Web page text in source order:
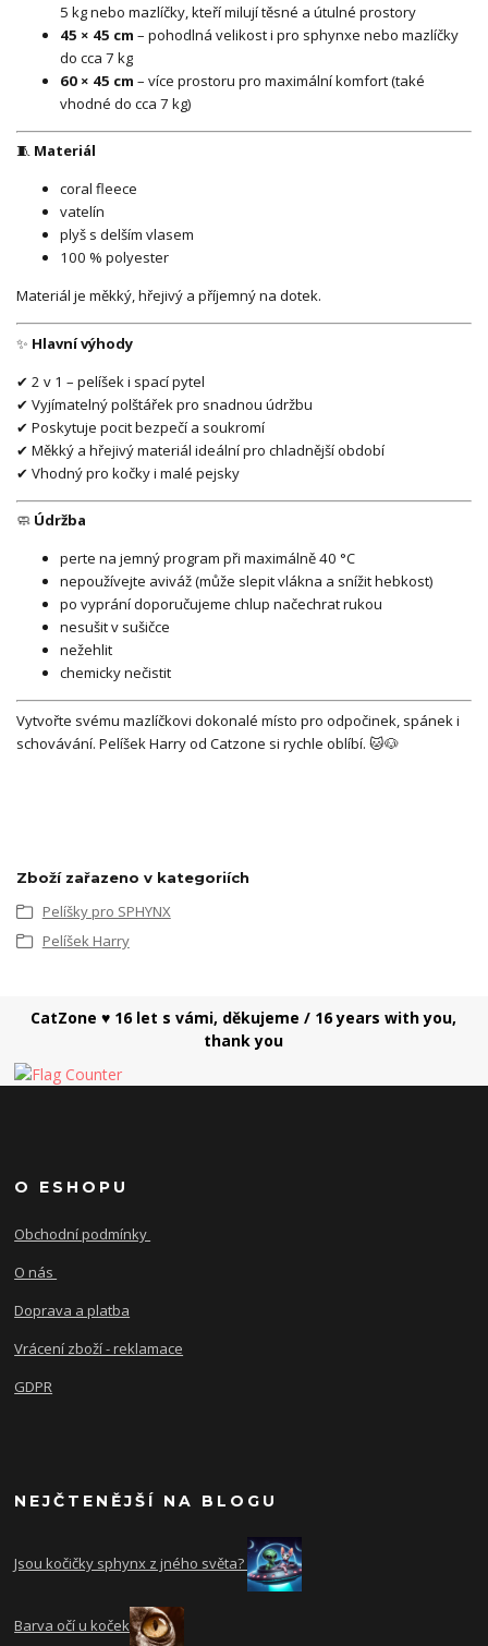
5 kg nebo mazlíčky, kteří milují těsné a útulné prostory
45 × 45 cm – pohodlná velikost i pro sphynxe nebo mazlíčky
do cca 7 kg
60 × 45 cm – více prostoru pro maximální komfort (také
vhodné do cca 7 kg)
🧵 Materiál
coral fleece
vatelín
plyš s delším vlasem
100 % polyester
Materiál je měkký, hřejivý a příjemný na dotek.
✨ Hlavní výhody
✔ 2 v 1 – pelíšek i spací pytel
✔ Vyjímatelný polštářek pro snadnou údržbu
✔ Poskytuje pocit bezpečí a soukromí
✔ Měkký a hřejivý materiál ideální pro chladnější období
✔ Vhodný pro kočky i malé pejsky
🧼 Údržba
perte na jemný program při maximálně 40 °C
nepoužívejte aviváž (může slepit vlákna a snížit hebkost)
po vyprání doporučujeme chlup načechrat rukou
nesušit v sušičce
nežehlit
chemicky nečistit
Vytvořte svému mazlíčkovi dokonalé místo pro odpočinek, spánek i
schovávání. Pelíšek Harry od Catzone si rychle oblíbí. 🐱🐶
Zboží zařazeno v kategoriích
Pelíšky pro SPHYNX
Pelíšek Harry
CatZone ♥ 16 let s vámi, děkujeme / 16 years with you,
thank you
O ESHOPU
Obchodní podmínky
O nás
Doprava a platba
Vrácení zboží - reklamace
GDPR
NEJČTENĚJŠÍ NA BLOGU
Jsou kočičky sphynx z jného světa?
Barva očí u koček